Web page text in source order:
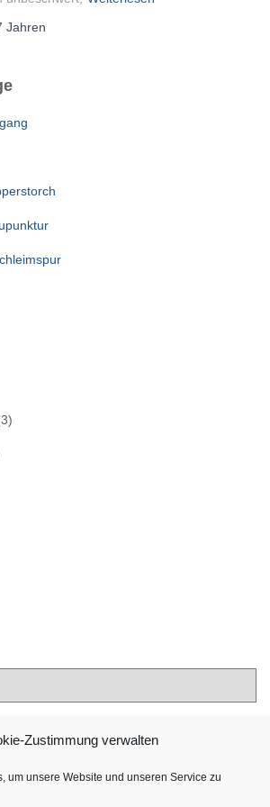
Zustimmung verwalten
um unsere Website und unseren Service zu
Jahren